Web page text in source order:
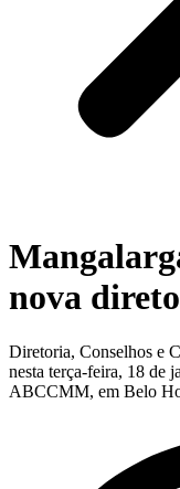
nova
Diretoria, Conselhos e
nesta terça-feira, 18 de
ABCCMM, em Belo